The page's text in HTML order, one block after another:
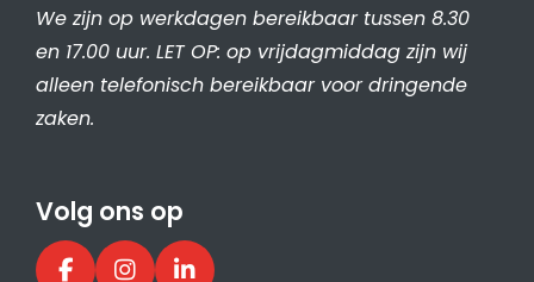
We zijn op werkdagen bereikbaar tussen 8.30
en 17.00 uur. LET OP: op vrijdagmiddag zijn wij
alleen telefonisch bereikbaar voor dringende
zaken.
Volg ons op